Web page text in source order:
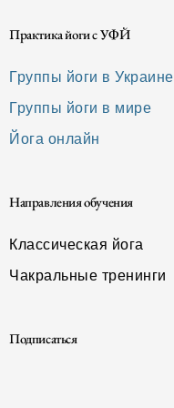
Практика йоги с УФЙ
Группы йоги в Украине
Группы йоги в мире
Йога онлайн
Направления обучения
Классическая йога
Чакральные тренинги
Подписаться